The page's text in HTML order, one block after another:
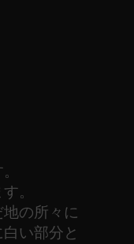
。
の所々に
い部分と